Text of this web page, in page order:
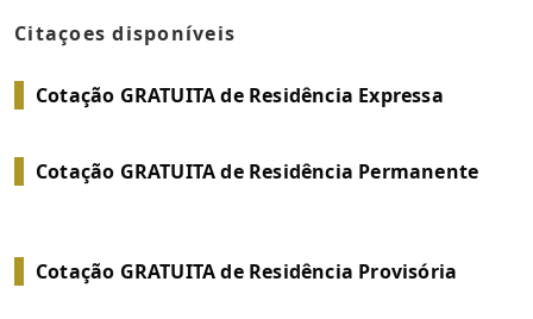
Citaçoes disponíveis
Cotação GRATUITA de Residência Expressa
Cotação GRATUITA de Residência Permanente
Cotação GRATUITA de Residência Provisória